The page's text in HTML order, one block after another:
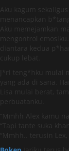
Aku kagum
menancapkan
Aku memejamkan
mengontrol
diantara kedua
cukup lebat.
J*ri teng*hku mulai
yang ada di sana.
Lisa mulai berat,
perbuatanku.
“Mmhh Alex kamu
“Tapi tante suka
“Mmhh.. terusin